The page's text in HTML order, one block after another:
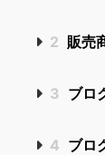
2 販売
3 ブロ
4 ブロ